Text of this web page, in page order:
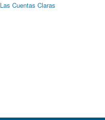
Las Cuentas Claras